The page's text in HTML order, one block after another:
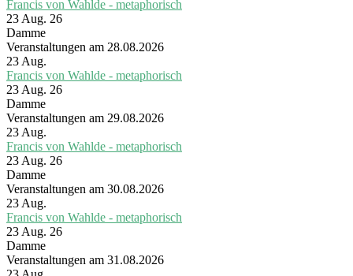
Francis von Wahlde - metaphorisch
23 Aug. 26
Damme
Veranstaltungen am 28.08.2026
23Aug.
Francis von Wahlde - metaphorisch
23 Aug. 26
Damme
Veranstaltungen am 29.08.2026
23Aug.
Francis von Wahlde - metaphorisch
23 Aug. 26
Damme
Veranstaltungen am 30.08.2026
23Aug.
Francis von Wahlde - metaphorisch
23 Aug. 26
Damme
Veranstaltungen am 31.08.2026